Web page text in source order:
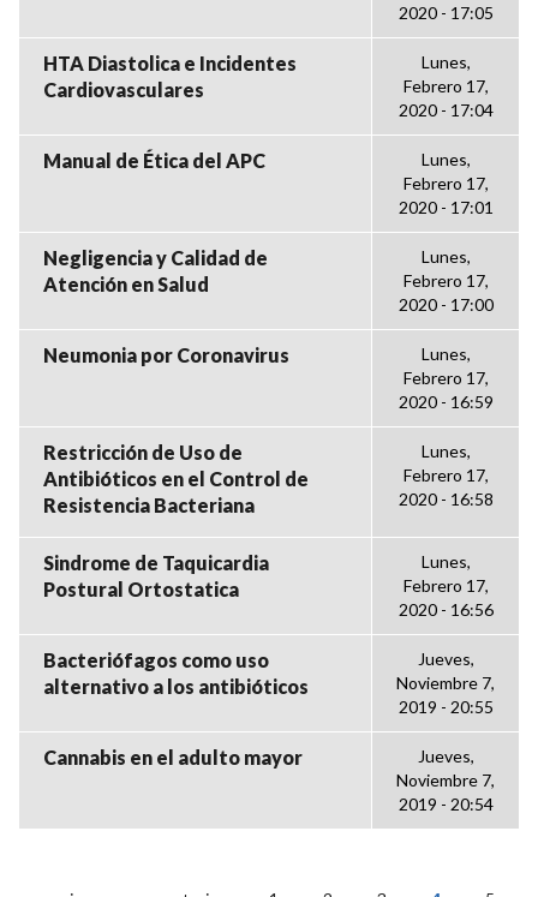
2020 - 17:05
HTA Diastolica e Incidentes
Cardiovasculares
Lunes,
Febrero 17,
2020 - 17:04
Manual de Ética del APC
Lunes,
Febrero 17,
2020 - 17:01
Negligencia y Calidad de
Atención en Salud
Lunes,
Febrero 17,
2020 - 17:00
Neumonia por Coronavirus
Lunes,
Febrero 17,
2020 - 16:59
Restricción de Uso de
Antibióticos en el Control de
Resistencia Bacteriana
Lunes,
Febrero 17,
2020 - 16:58
Sindrome de Taquicardia
Postural Ortostatica
Lunes,
Febrero 17,
2020 - 16:56
Bacteriófagos como uso
alternativo a los antibióticos
Jueves,
Noviembre 7,
2019 - 20:55
Cannabis en el adulto mayor
Jueves,
Noviembre 7,
2019 - 20:54